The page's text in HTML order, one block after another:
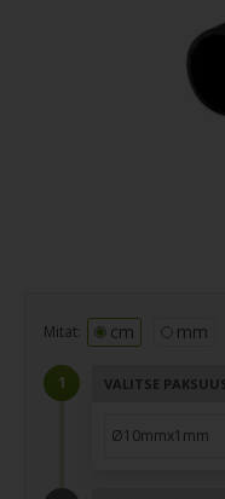
Mitat: cm mm
VALITSE